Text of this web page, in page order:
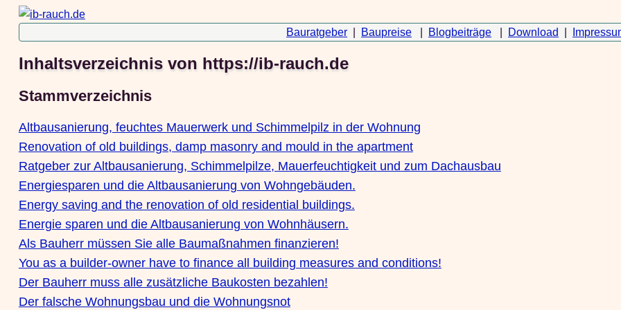
Bauratgeber Baupreise Blogbeiträge Download
Inhaltsverzeichnis von https://ib-rauch.de
Stammverzeichnis
Altbausanierung, feuchtes Mauerwerk und Schimmelpilz in der Wohnung
Renovation of old buildings, damp masonry and mould in the apartment
Ratgeber zur Altbausanierung, Schimmelpilze, Mauerfeuchtigkeit und zum Dachausbau
Energiesparen und die Altbausanierung von Wohngebäuden.
Energy saving and the renovation of old residential buildings.
Energie sparen und die Altbausanierung von Wohnhäusern.
Als Bauherr müssen Sie alle Baumaßnahmen finanzieren!
You as a builder-owner have to finance all building measures and conditions!
Der Bauherr muss alle zusätzliche Baukosten bezahlen!
Der falsche Wohnungsbau und die Wohnungsnot